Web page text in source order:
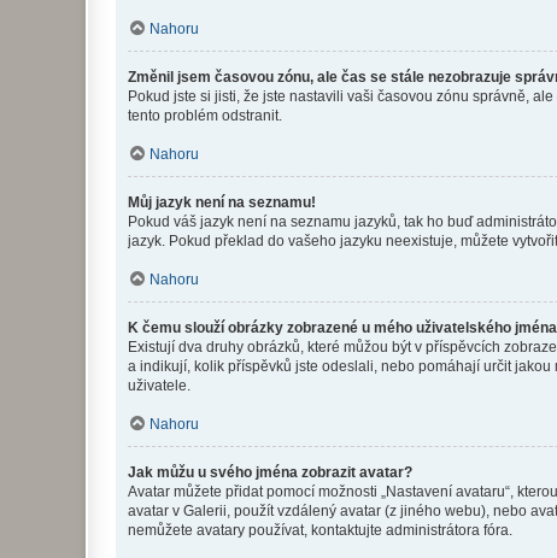
Nahoru
Změnil jsem časovou zónu, ale čas se stále nezobrazuje
Pokud jste si jisti, že jste nastavili vaši časovou zónu správně,
tento problém odstranit.
Nahoru
Můj jazyk není na seznamu!
Pokud váš jazyk není na seznamu jazyků, tak ho buď
jazyk. Pokud překlad do vašeho jazyku neexistuje, můžete
Nahoru
K čemu slouží obrázky zobrazené u mého uživatelského
Existují dva druhy obrázků, které můžou být v příspěvcích
a indikují, kolik příspěvků jste odeslali, nebo pomáhají určit
uživatele.
Nahoru
Jak můžu u svého jména zobrazit avatar?
Avatar můžete přidat pomocí možnosti „Nastavení avataru“,
avatar v Galerii, použít vzdálený avatar (z jiného webu), nebo
nemůžete avatary používat, kontaktujte administrátora fóra.